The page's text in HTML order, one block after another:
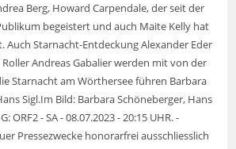
Berg, Howard Carpendale, der seit der
begeistert und auch Maite Kelly hat
Auch Starnacht-Entdeckung Alexander Eder
Andreas Gabalier werden mit von der
Starnacht am Wörthersee führen Barbara
Sigl.Im Bild: Barbara Schöneberger, Hans
ORF2 - SA - 08.07.2023 - 20:15 UHR. -
Pressezwecke honorarfrei ausschliesslich